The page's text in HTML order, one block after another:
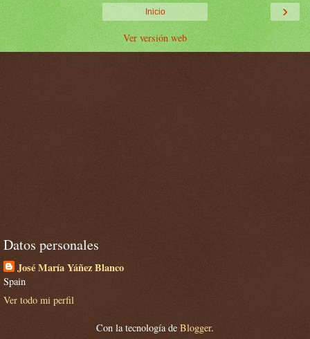
›
Inicio
Ver versión web
Datos personales
José María Yáñez Blanco
Spain
Ver todo mi perfil
Con la tecnología de Blogger.